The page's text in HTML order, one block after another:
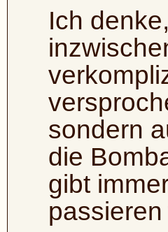
Ich
sondern
die
gibt
passieren